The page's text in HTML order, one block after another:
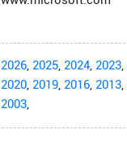
2026, 2025, 2024, 2023,
2020, 2019, 2016, 2013,
2003,